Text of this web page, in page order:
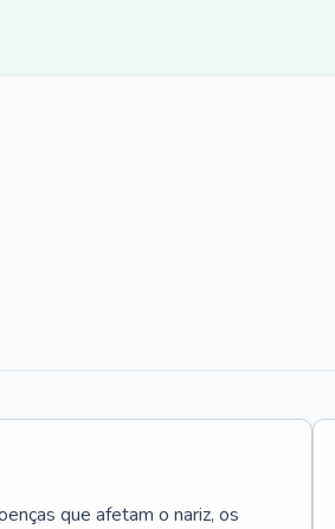
que afetam o nariz, os